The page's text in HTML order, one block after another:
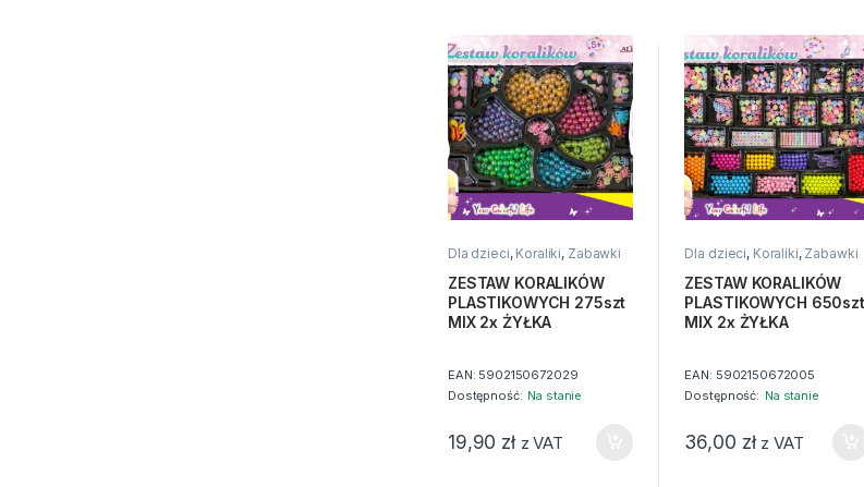
Dla dzieci, Koraliki, Zabawki
ZESTAW KORALIKÓW
PLASTIKOWYCH 275szt
MIX 2x ŻYŁKA
EAN: 5902150672029
Dostępność: Na stanie
19,90 zł z VAT
Dla dzieci, Koraliki, Zabawki
ZESTAW KORALIKÓW
PLASTIKOWYCH 650szt
MIX 2x ŻYŁKA
EAN: 5902150672005
Dostępność: Na stanie
36,00 zł z VAT